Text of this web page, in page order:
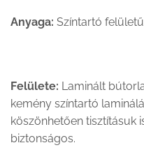
Anyaga: Színtartó
Felülete: Laminált
kemény színtartó
köszönhetően tisztításuk
biztonságos.